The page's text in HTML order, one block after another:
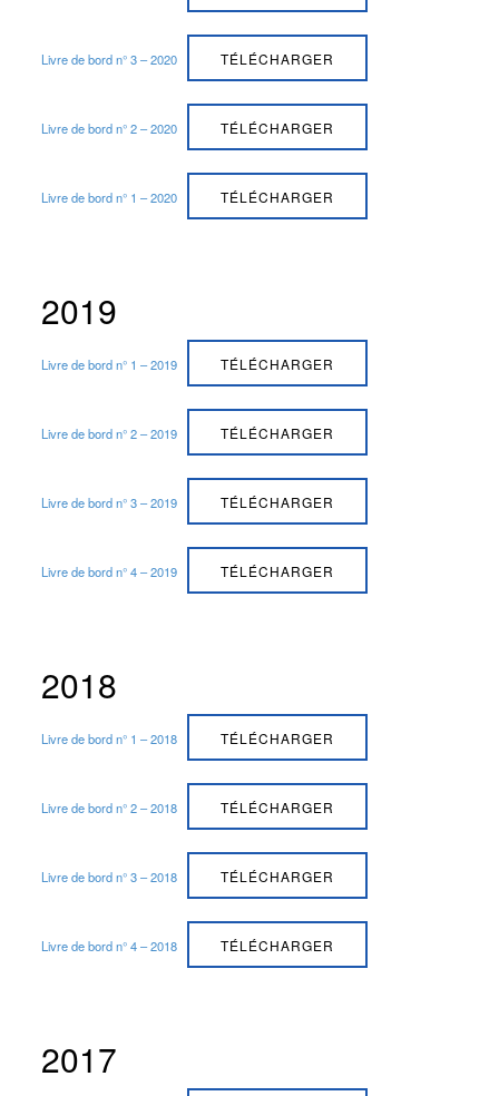
Livre de bord n° 3 – 2020 TÉLÉCHARGER
Livre de bord n° 2 – 2020 TÉLÉCHARGER
Livre de bord n° 1 – 2020 TÉLÉCHARGER
2019
Livre de bord n° 1 – 2019 TÉLÉCHARGER
Livre de bord n° 2 – 2019 TÉLÉCHARGER
Livre de bord n° 3 – 2019 TÉLÉCHARGER
Livre de bord n° 4 – 2019 TÉLÉCHARGER
2018
Livre de bord n° 1 – 2018 TÉLÉCHARGER
Livre de bord n° 2 – 2018 TÉLÉCHARGER
Livre de bord n° 3 – 2018 TÉLÉCHARGER
Livre de bord n° 4 – 2018 TÉLÉCHARGER
2017